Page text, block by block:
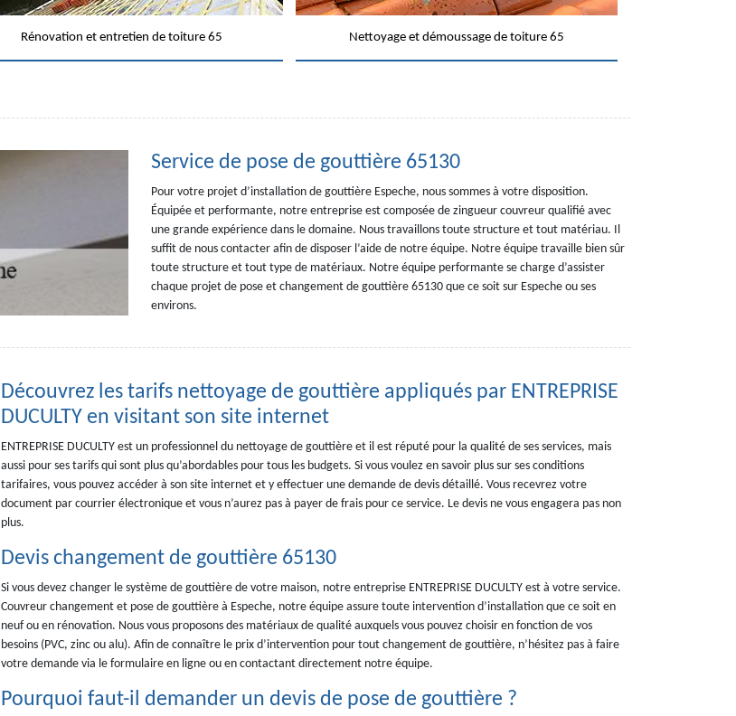
Rénovation et entretien de toiture 65 Nettoyage et démoussage de toiture 65
Service de pose de gouttière 65130
Pour votre projet d’installation de gouttière Espeche, nous sommes à votre disposition.
Équipée et performante, notre entreprise est composée de zingueur couvreur qualifié avec
une grande expérience dans le domaine. Nous travaillons toute structure et tout matériau. Il
suffit de nous contacter afin de disposer l’aide de notre équipe. Notre équipe travaille bien sûr
toute structure et tout type de matériaux. Notre équipe performante se charge d’assister
chaque projet de pose et changement de gouttière 65130 que ce soit sur Espeche ou ses
environs.
Découvrez les tarifs nettoyage de gouttière appliqués par ENTREPRISE
DUCULTY en visitant son site internet
ENTREPRISE DUCULTY est un professionnel du nettoyage de gouttière et il est réputé pour la qualité de ses services, mais
aussi pour ses tarifs qui sont plus qu’abordables pour tous les budgets. Si vous voulez en savoir plus sur ses conditions
tarifaires, vous pouvez accéder à son site internet et y effectuer une demande de devis détaillé. Vous recevrez votre
document par courrier électronique et vous n’aurez pas à payer de frais pour ce service. Le devis ne vous engagera pas non
plus.
Devis changement de gouttière 65130
Si vous devez changer le système de gouttière de votre maison, notre entreprise ENTREPRISE DUCULTY est à votre service.
Couvreur changement et pose de gouttière à Espeche, notre équipe assure toute intervention d’installation que ce soit en
neuf ou en rénovation. Nous vous proposons des matériaux de qualité auxquels vous pouvez choisir en fonction de vos
besoins (PVC, zinc ou alu). Afin de connaître le prix d’intervention pour tout changement de gouttière, n’hésitez pas à faire
votre demande via le formulaire en ligne ou en contactant directement notre équipe.
Pourquoi faut-il demander un devis de pose de gouttière ?